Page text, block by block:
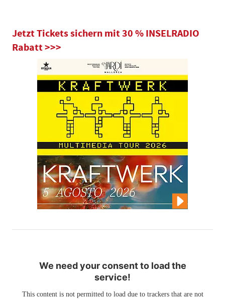
Jetzt Tickets sichern mit 30 % INSELRADIO
Rabatt >>>
We need your consent to load the
service!
This content is not permitted to load due to trackers that are not